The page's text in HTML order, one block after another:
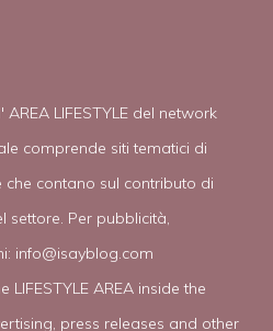
LIFESTYLE del network
comprende siti tematici di
contano sul contributo di
settore. Per pubblicità,
info@isayblog.com
AREA inside the
press releases and other